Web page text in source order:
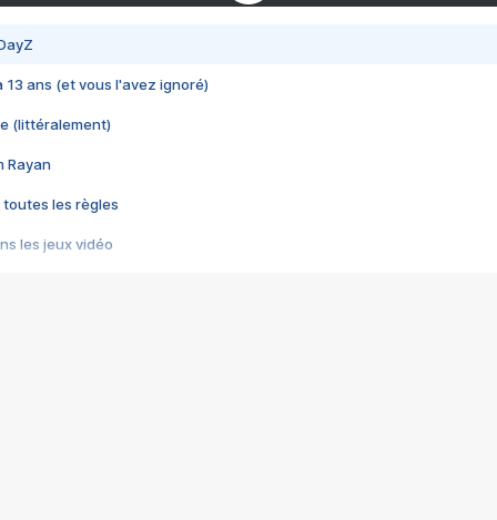
13 ans (et vous l'avez ignoré)
(littéralement)
Rayan
toutes les règles
les jeux vidéo